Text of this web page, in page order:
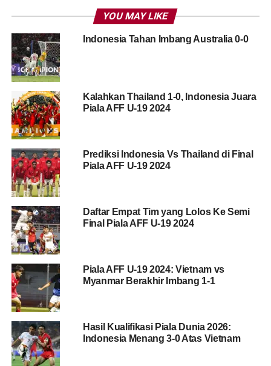
YOU MAY LIKE
Indonesia Tahan Imbang Australia 0-0
Kalahkan Thailand 1-0, Indonesia Juara
Piala AFF U-19 2024
Prediksi Indonesia Vs Thailand di Final
Piala AFF U-19 2024
Daftar Empat Tim yang Lolos Ke Semi
Final Piala AFF U-19 2024
Piala AFF U-19 2024: Vietnam vs
Myanmar Berakhir Imbang 1-1
Hasil Kualifikasi Piala Dunia 2026:
Indonesia Menang 3-0 Atas Vietnam